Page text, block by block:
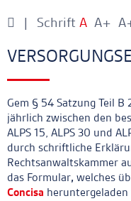
Schrift A A+
Ankerlink
Gem § 54 Satzung Teil
jährlich zwischen den
ALPS 15, ALPS 30 und
durch schriftliche
Rechtsanwaltskammer
das Formular, welches
Concisa